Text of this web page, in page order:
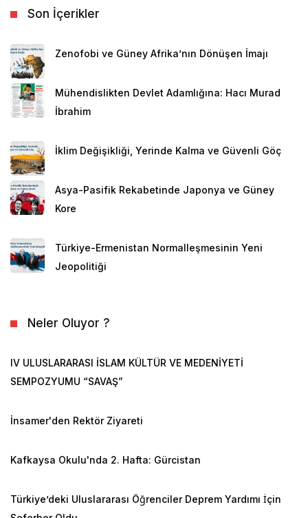
Son İçerikler
Zenofobi ve Güney Afrika’nın Dönüşen İmajı
Mühendislikten Devlet Adamlığına: Hacı Murad
İbrahim
İklim Değişikliği, Yerinde Kalma ve Güvenli Göç
Asya-Pasifik Rekabetinde Japonya ve Güney
Kore
Türkiye-Ermenistan Normalleşmesinin Yeni
Jeopolitiği
Neler Oluyor ?
IV ULUSLARARASI İSLAM KÜLTÜR VE MEDENİYETİ
SEMPOZYUMU “SAVAŞ”
İnsamer'den Rektör Ziyareti
Kafkaysa Okulu'nda 2. Hafta: Gürcistan
Türkiye’deki Uluslararası Öğrenciler Deprem Yardımı İçin